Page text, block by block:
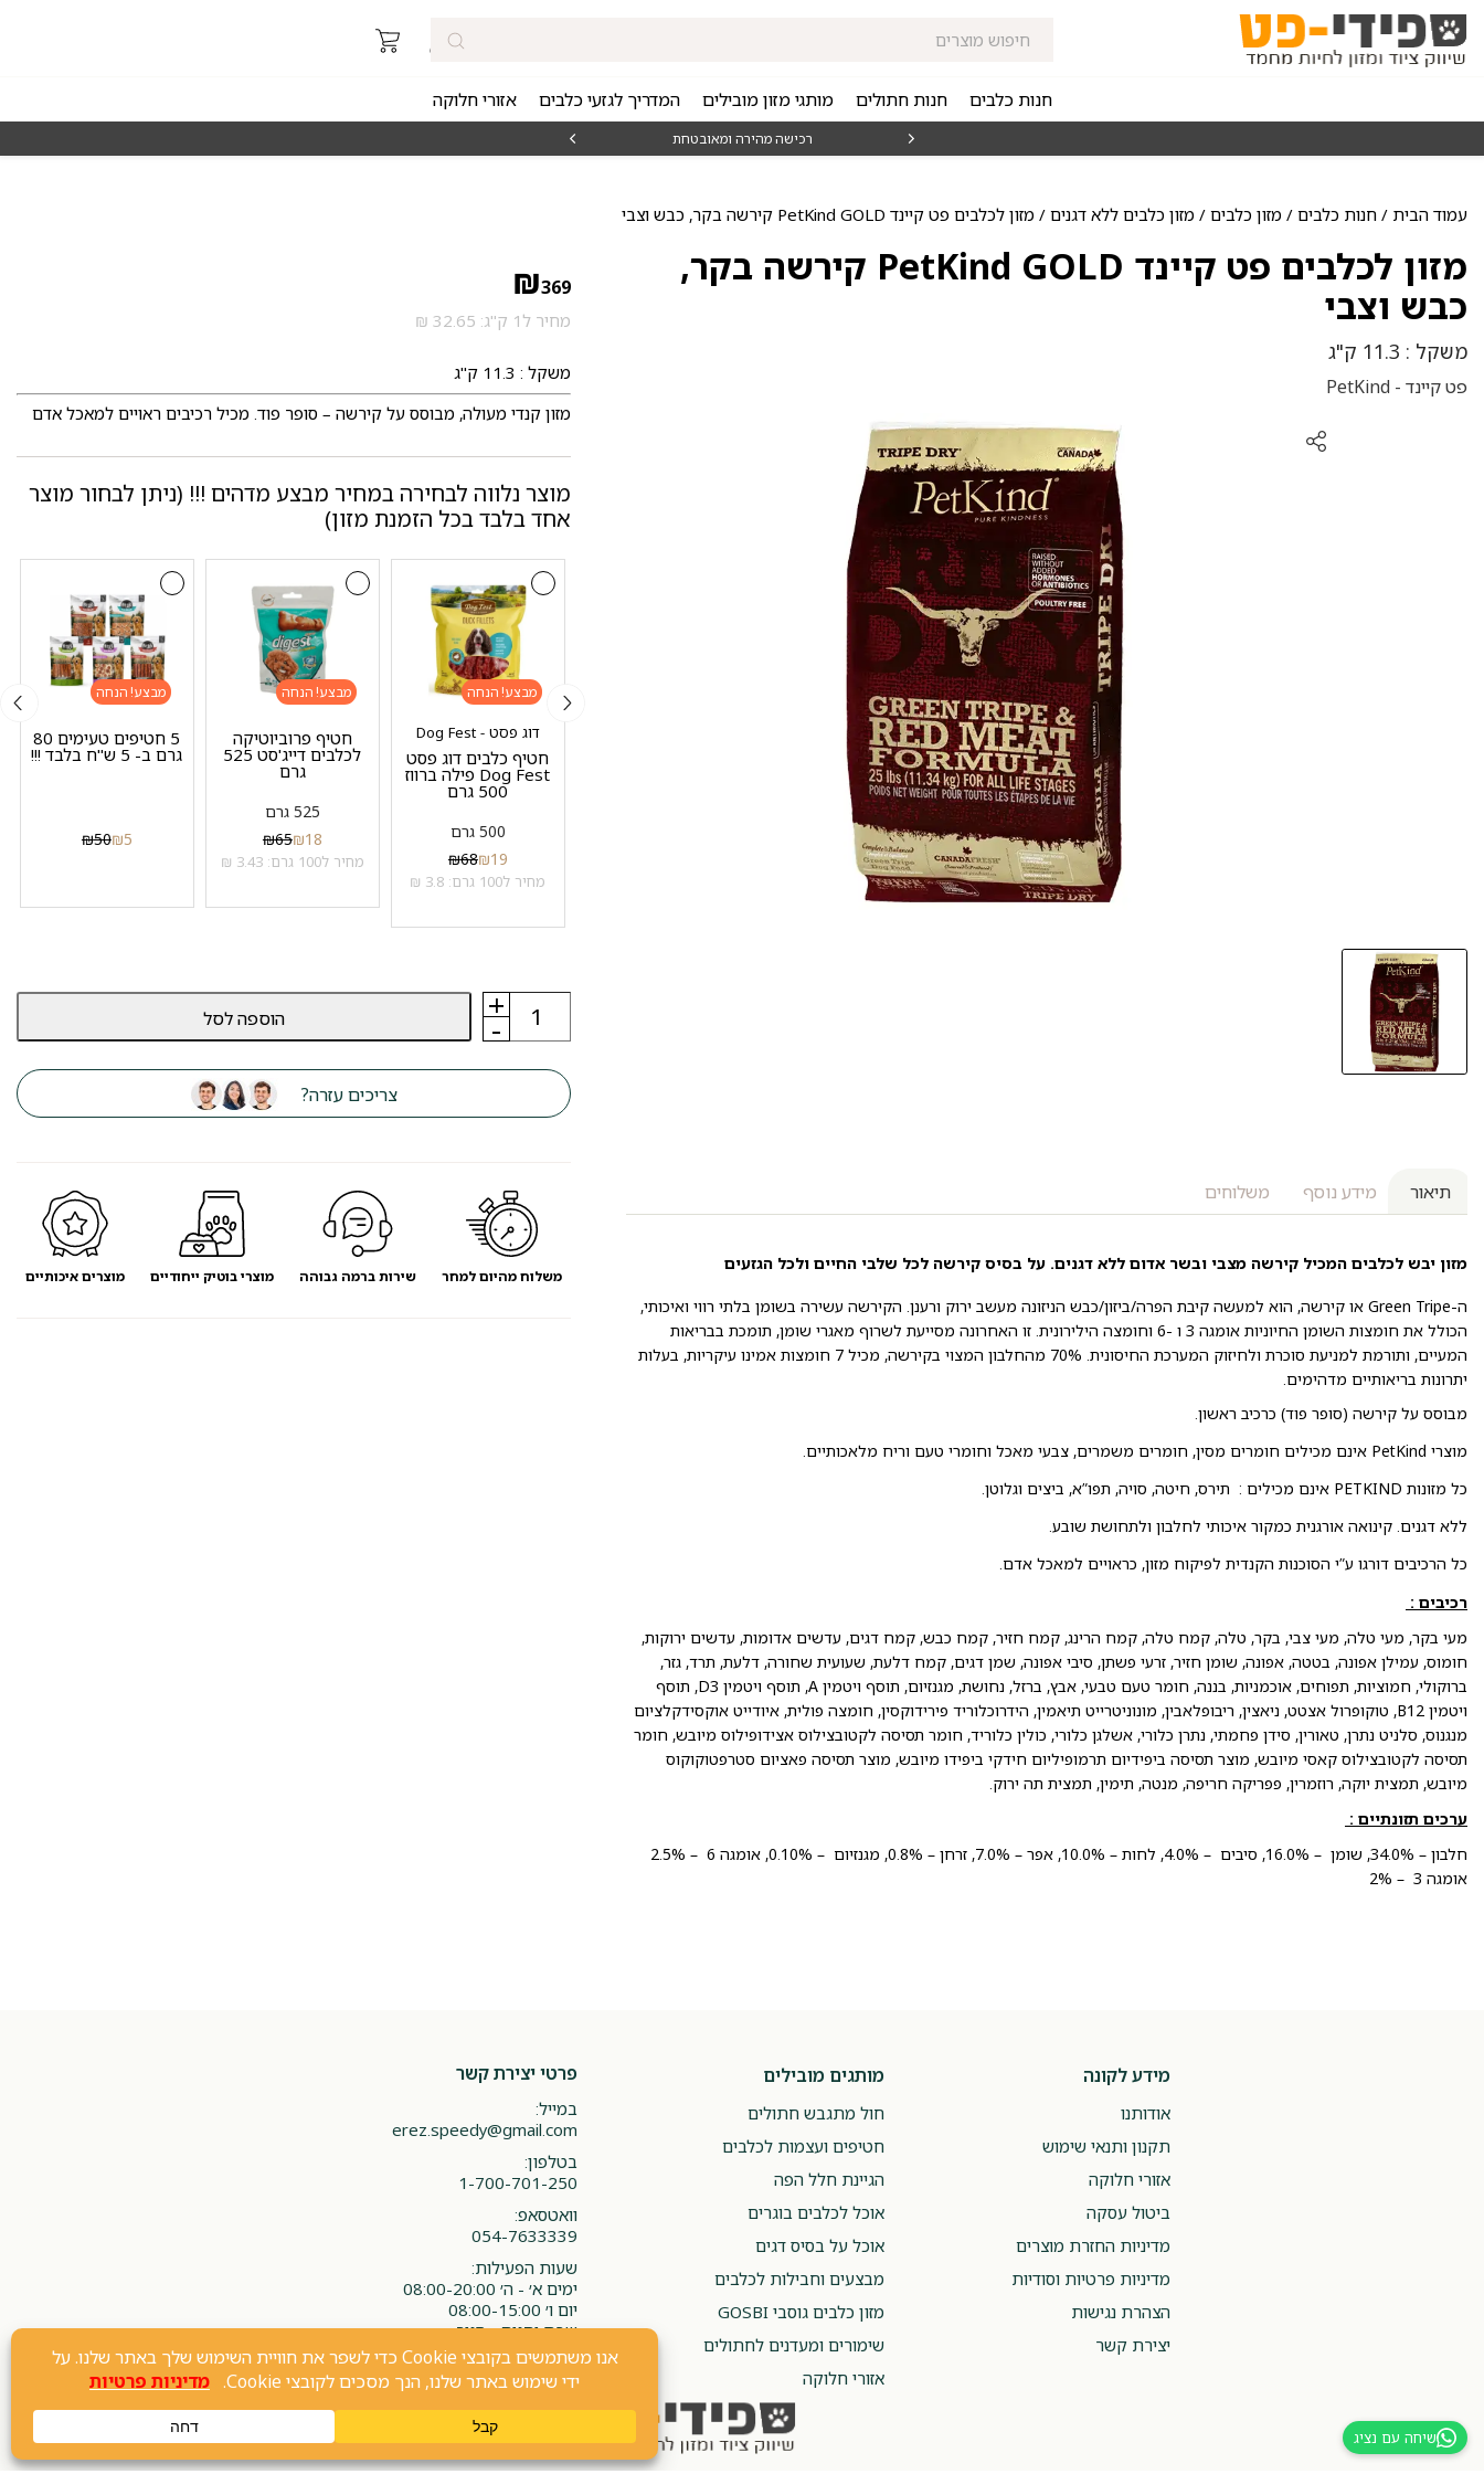
חנות כלבים חנות חתולים מותגי מזון מובילים המדריך לגזעי כלבים אזורי חלוקה
רכישה מהירה ומאובטחת
עמוד הבית / חנות כלבים / מזון כלבים / מזון כלבים ללא דגנים / מזון לכלבים פט קיינד PetKind GOLD קירשה בקר, כבש וצבי
מזון לכלבים פט קיינד PetKind GOLD קירשה בקר,
כבש וצבי
משקל : 11.3 ק"ג
פט קיינד - PetKind
תיאור מידע נוסף משלוחים
מזון יבש לכלבים המכיל קירשה מצבי ובשר אדום ללא דגנים. על בסיס קירשה לכל שלבי החיים ולכל הגזעים
ה-Green Tripe או קירשה, הוא למעשה קיבת הפרה/ביזון/כבש הניזונה מעשב ירוק ורענן. הקירשה עשירה בשומן בלתי רווי ואיכותי,
הכולל את חומצות השומן החיוניות אומגה 3 ו -6 וחומצה הילירונית. זו האחרונה מסייעת לשרוף מאגרי שומן, תומכת בבריאות
המעיים, ותורמת למניעת סוכרת ולחיזוק המערכת החיסונית. 70% מהחלבון המצוי בקירשה, מכיל 7 חומצות אמינו עיקריות, בעלות
יתרונות בריאותיים מדהימים.
מבוסס על קירשה (סופר פוד) כרכיב ראשון.
מוצרי PetKind אינם מכילים חומרים מסין, חומרים משמרים, צבעי מאכל וחומרי טעם וריח מלאכותיים.
כל מזונות PETKIND אינם מכילים : תירס, חיטה, סויה, תפו”א, ביצים וגלוטן.
ללא דגנים. קינואה אורגנית כמקור איכותי לחלבון ולתחושת שובע.
כל הרכיבים דורגו ע”י הסוכנות הקנדית לפיקוח מזון, כראויים למאכל אדם.
רכיבים :
מעי בקר, מעי טלה, מעי צבי, בקר, טלה, קמח טלה, קמח הרינג, קמח חזיר, קמח כבש, קמח דגים, עדשים אדומות, עדשים ירוקות,
חומוס, עמילן אפונה, בטטה, אפונה, שומן חזיר, זרעי פשתן, סיבי אפונה, שמן דגים, קמח דלעת, שעועית שחורה, דלעת, תרד, גזר,
ברוקולי, חמוציות, תפוחים, אוכמניות, בננה, חומר טעם טבעי, אבץ, ברזל, נחושת, מגנזיום, תוסף ויטמין A, תוסף ויטמין D3, תוסף
ויטמין B12, טוקופרול אצטט, ניאצין, ריבופלאבין, מונוניטרייט תיאמין, הידרוכלוריד פירידוקסין, חומצה פולית, איודייט אוקסידקלציום
מנגנוס, סלניט נתרן, טאורין, סידן פחמתי, נתרן כלורי, אשלגן כלורי, כולין כלוריד, חומר תסיסה לקטובצילוס אצידופילוס מיובש, חומר
תסיסה לקטובצילוס קאסי מיובש, מוצר תסיסה ביפידיום תרמופיליום חידקי ביפידו מיובש, מוצר תסיסה פאציום סטרפטוקוקוס
מיובש, תמצית יוקה, רוזמרין, פפריקה חריפה, מנטה, תימין, תמצית תה ירוק.
ערכים תזונתיים :
חלבון – 34.0%, שומן – 16.0%, סיבים – 4.0%, לחות – 10.0%, אפר – 7.0%, זרחן – 0.8%, מגנזיום – 0.10%, אומגה 6 – 2.5%
אומגה 3 – 2%
₪369
מחיר ל1 ק"ג: 32.65 ₪
משקל : 11.3 ק"ג
מזון קנדי מעולה, מבוסס על קירשה – סופר פוד. מכיל רכיבים ראויים למאכל אדם
מוצר נלווה לבחירה במחיר מבצע מדהים !!! (ניתן לבחור מוצר
אחד בלבד בכל הזמנת מזון)
מבצע!
שמפו כלבים טבעי
FLAMINGO שיבולת
שועל
500 מ"ל
₪45₪8
מחיר ל100 מ"ל: 1.6 ₪
מבצע!
סלמון איכותי לכלבים
במבצע
SAN
500 מ"ל
₪28
מחיר ל100 מ"ל: 5.6 ₪
מבצע!
חטיף כלבים דוג פסט
Dog Fest פילה ברווז
500 גרם
דוג פסט - Dog Fest
500 גרם
₪68₪19
מחיר ל100 גרם: 3.8 ₪
מבצע!
חטיף פרוביוטיקה
לכלבים דייג'סט 525
גרם
525 גרם
₪65₪18
מחיר ל100 גרם: 3.43 ₪
מבצע!
5 חטיפים טעימים 80
גרם ב- 5 ש"ח בלבד !!!
₪50₪5
-
כמות
מזון
פט
קיינד
PetKind
+ הוספה לסל
צריכים עזרה?
משלוח מהיום למחר שירות ברמה גבוהה מוצרי בוטיק ייחודיים מוצרים איכותיים
מידע לקונה
אודותנו
תקנון ותנאי שימוש
אזורי חלוקה
ביטול עסקה
מדיניות החזרת מוצרים
מדיניות פרטיות וסודיות
הצהרת נגישות
יצירת קשר
מותגים מובילים
חול מתגבש חתולים
חטיפים ועצמות לכלבים
הגיינת חלל הפה
אוכל לכלבים בוגרים
אוכל על בסיס דגים
מבצעים וחבילות לכלבים
מזון כלבים גוסבי GOSBI
שימורים ומעדנים לחתולים
אזורי חלוקה
פרטי יצירת קשר
במייל:
erez.speedy@gmail.com
בטלפון:
1-700-701-250
וואטסאפ:
054-7633339
שעות הפעילות:
ימים א׳ - ה׳ 08:00-20:00
יום ו׳ 08:00-15:00
שבת וחגים - סגור
שיחה עם נציג